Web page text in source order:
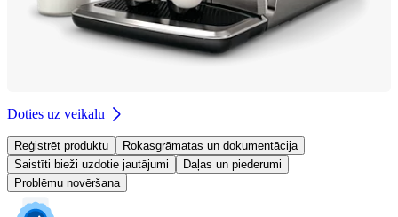
Doties uz veikalu
Reģistrēt produktu
Rokasgrāmatas un dokumentācija
Saistīti bieži uzdotie jautājumi
Daļas un piederumi
Problēmu novēršana